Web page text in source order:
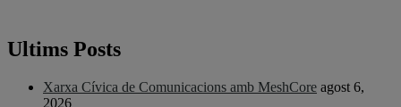
Ultims Posts
Xarxa Cívica de Comunicacions amb MeshCore agost 6,
2026